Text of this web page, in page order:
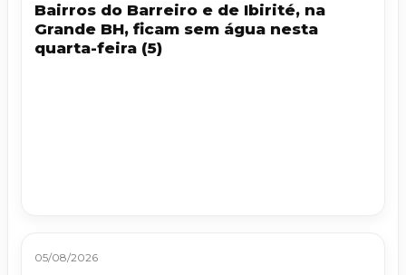
Bairros do Barreiro e de Ibirité, na
Grande BH, ficam sem água nesta
quarta-feira (5)
05/08/2026